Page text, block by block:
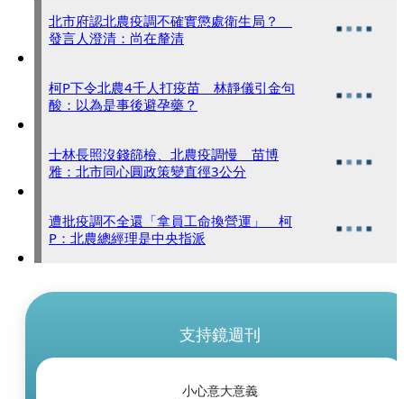
北市府認北農疫調不確實懲處衛生局？
發言人澄清：尚在釐清
柯P下令北農4千人打疫苗 林靜儀引金句
酸：以為是事後避孕藥？
士林長照沒錢篩檢、北農疫調慢 苗博
雅：北市同心圓政策變直徑3公分
遭批疫調不全還「拿員工命換營運」 柯
P：北農總經理是中央指派
支持鏡週刊
小心意大意義